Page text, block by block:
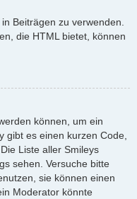
Beiträgen zu verwenden.
die HTML bietet, können
können, um ein
gibt es einen kurzen Code,
Liste aller Smileys
sehen. Versuche bitte
sie können einen
Moderator könnte